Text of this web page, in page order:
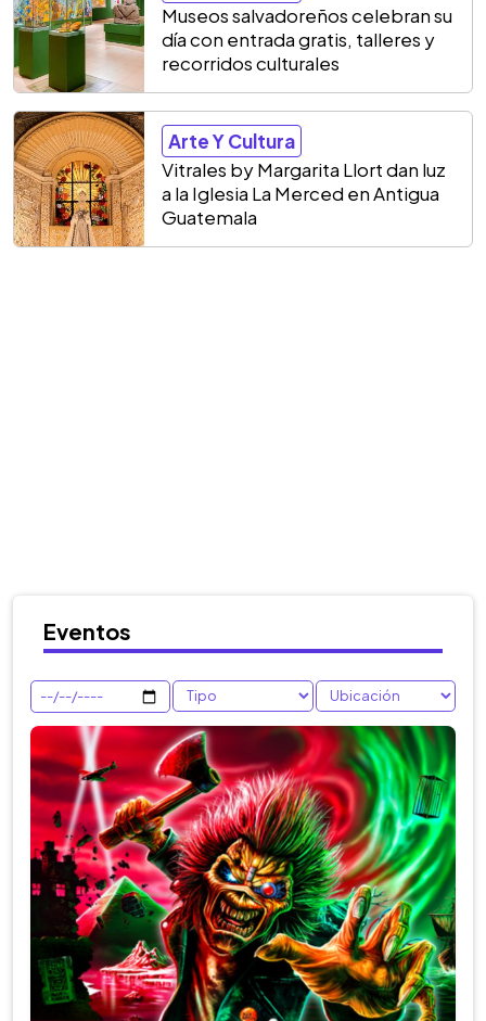
Museos salvadoreños celebran su
día con entrada gratis, talleres y
recorridos culturales
Arte Y Cultura
Vitrales by Margarita Llort dan luz
a la Iglesia La Merced en Antigua
Guatemala
Eventos